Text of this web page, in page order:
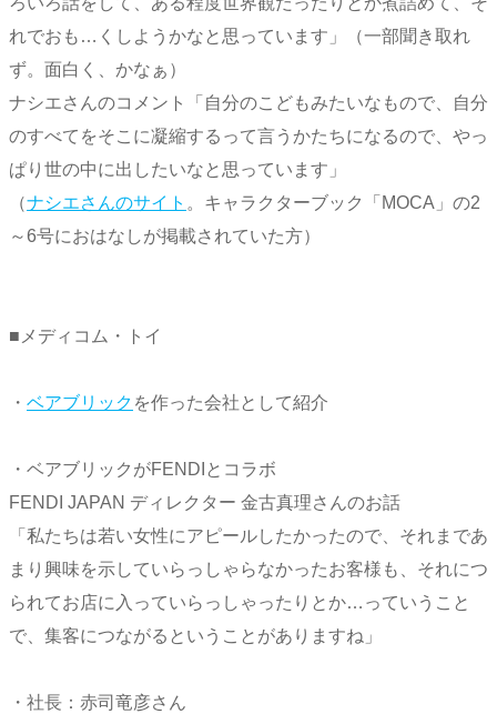
れでおも…くしようかなと思っています」（一部聞き取れ
ず。面白く、かなぁ）
ナシエさんのコメント「自分のこどもみたいなもので、自分
のすべてをそこに凝縮するって言うかたちになるので、やっ
ぱり世の中に出したいなと思っています」
（ナシエさんのサイト 。キャラクターブック「MOCA」の2
～6号におはなしが掲載されていた方）
■メディコム・トイ
・ ベアブリック を作った会社として紹介
・ベアブリックがFENDIとコラボ
FENDI JAPAN ディレクター 金古真理さんのお話
「私たちは若い女性にアピールしたかったので、それまであ
まり興味を示していらっしゃらなかったお客様も、それにつ
られてお店に入っていらっしゃったりとか…っていうこと
で、集客につながるということがありますね」
・社長：赤司竜彦さん